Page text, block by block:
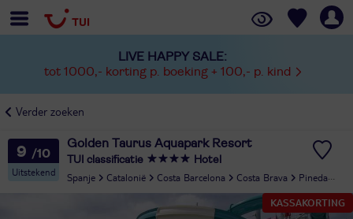
LIVE HAPPY SALE:
tot 1000,- korting p. boeking + 100,- p. kind
Verder zoeken
9
Uitstekend
Golden Taurus Aquapark Resort
TUI classificatie Hotel
Spanje Catalonië Costa Barcelona Costa Brava
Pineda de Mar
KASSAKORTING